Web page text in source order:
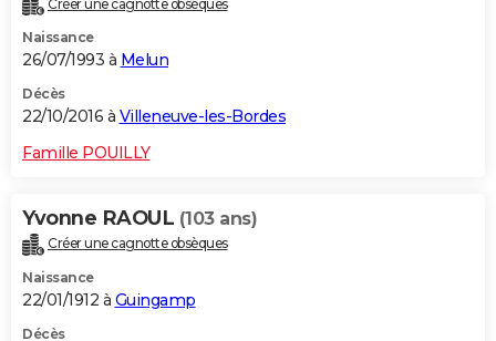
Créer une cagnotte obsèques
Naissance
26/07/1993 à Melun
Décès
22/10/2016 à Villeneuve-les-Bordes
Famille POUILLY
Yvonne RAOUL (103 ans)
Créer une cagnotte obsèques
Naissance
22/01/1912 à Guingamp
Décès